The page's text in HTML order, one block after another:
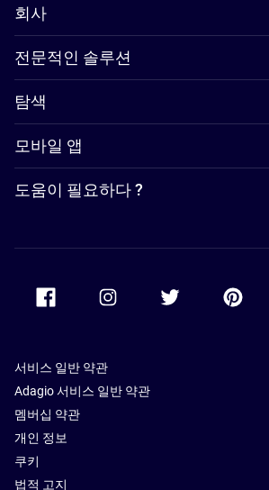
회사
전문적인 솔루션
탐색
모바일 앱
도움이 필요하다 ?
Accor Facebook Accor TwitterAccor
서비스 일반 약관
Adagio 서비스 일반 약관
멤버십 약관
개인 정보
쿠키
법적 고지